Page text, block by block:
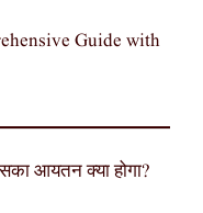
Guide with
आयतन क्या होगा?